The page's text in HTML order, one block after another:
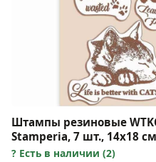
Штампы резиновые
Stamperia, 7 шт., 14х18 см
Есть в наличии (2)